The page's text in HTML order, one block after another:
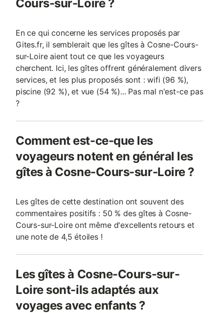
Cours-sur-Loire ?
En ce qui concerne les services proposés par
Gites.fr, il semblerait que les gîtes à Cosne-Cours-
sur-Loire aient tout ce que les voyageurs
cherchent. Ici, les gîtes offrent généralement divers
services, et les plus proposés sont : wifi (96 %),
piscine (92 %), et vue (54 %)... Pas mal n'est-ce pas
?
Comment est-ce-que les
voyageurs notent en général les
gîtes à Cosne-Cours-sur-Loire ?
Les gîtes de cette destination ont souvent des
commentaires positifs : 50 % des gîtes à Cosne-
Cours-sur-Loire ont même d'excellents retours et
une note de 4,5 étoiles !
Les gîtes à Cosne-Cours-sur-
Loire sont-ils adaptés aux
voyages avec enfants ?